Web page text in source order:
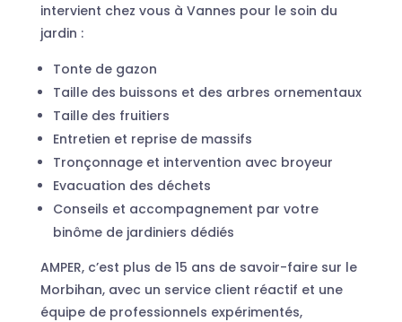
intervient chez vous à Vannes pour le soin du
jardin :
Tonte de gazon
Taille des buissons et des arbres ornementaux
Taille des fruitiers
Entretien et reprise de massifs
Tronçonnage et intervention avec broyeur
Evacuation des déchets
Conseils et accompagnement par votre
binôme de jardiniers dédiés
AMPER, c’est plus de 15 ans de savoir-faire sur le
Morbihan, avec un service client réactif et une
équipe de professionnels expérimentés,